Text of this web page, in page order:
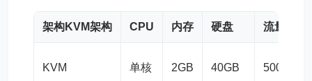
架构KVM架构 CPU 内存 硬盘 流量
KVM 单核 2GB 40GB 500GB/